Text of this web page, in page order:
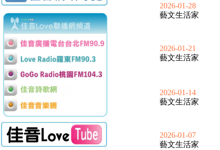
2026-01-28
藝文生活家
2026-01-21
藝文生活家
2026-01-14
藝文生活家
2026-01-07
藝文生活家